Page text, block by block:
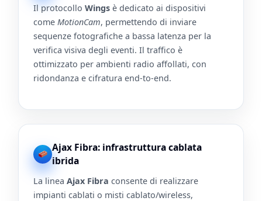
Il protocolloWings è dedicato ai dispositivi
comeMotionCam, permettendo di inviare
sequenze fotografiche a bassa latenza per la
verifica visiva degli eventi. Il traffico è
ottimizzato per ambienti radio affollati, con
ridondanza e cifratura end-to-end.
Ajax Fibra: infrastruttura cablata
ibrida
La lineaAjax Fibra consente di realizzare
impianti cablati o misti cablato/wireless,